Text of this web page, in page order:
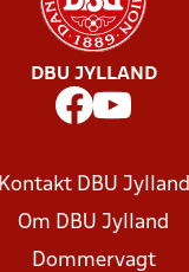
DBU JYLLAND
Kontakt DBU Jylland
Om DBU Jylland
Dommervagt